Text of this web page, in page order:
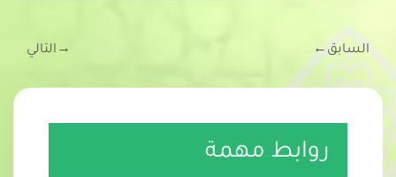
السابق←
→ التالي
روابط مهمة